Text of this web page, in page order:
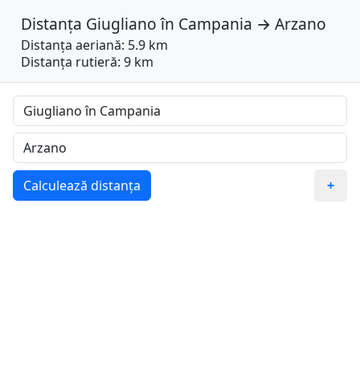
Distanța Giugliano în Campania → Arzano
Distanța aeriană: 5.9 km
Distanța rutieră: 9 km
Calculează distanța +